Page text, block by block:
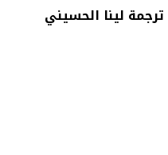
لينا الحسيني